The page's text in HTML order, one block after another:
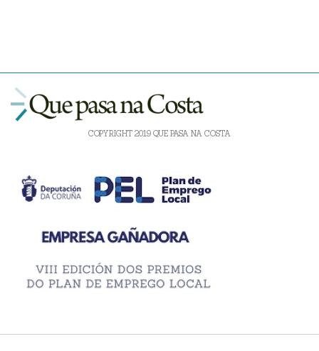
COPYRIGHT 2019 QUE PASA NA COSTA